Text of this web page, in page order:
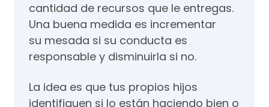
cantidad de recursos que le entregas.
Una buena medida es incrementar
su mesada si su conducta es
responsable y disminuirla si no.
La idea es que tus propios hijos
identifiquen si lo están haciendo bien o